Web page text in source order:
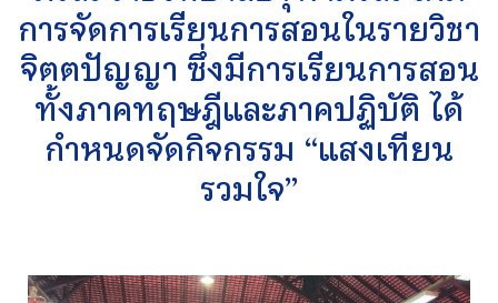
การจัดการเรียนการสอนในรายวิชา
จิตตปัญญา ซึ่งมีการเรียนการสอน
ทั้งภาคทฤษฎีและภาคปฏิบัติ ได้
กำหนดจัดกิจกรรม “แสงเทียน
รวมใจ”